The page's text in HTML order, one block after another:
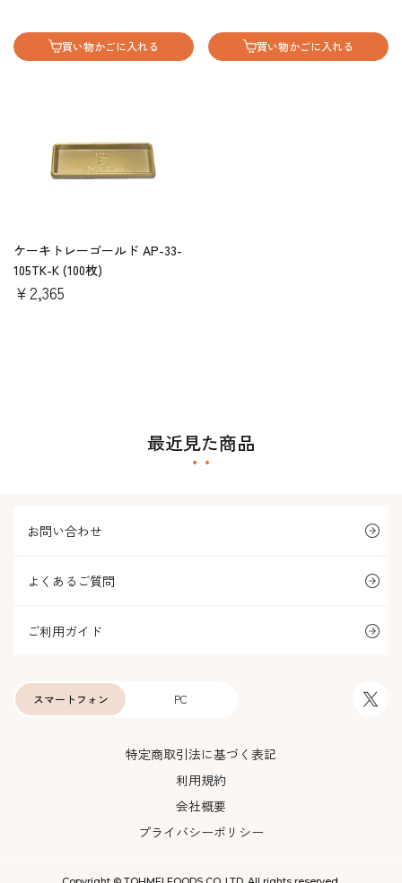
買い物かごに入れる 買い物かごに入れる
ケーキトレーゴールド AP-33-
105TK-K (100枚)
￥2,365
最近見た商品
お問い合わせ
よくあるご質問
ご利用ガイド
PC
スマートフォン
特定商取引法に基づく表記
利用規約
会社概要
プライバシーポリシー